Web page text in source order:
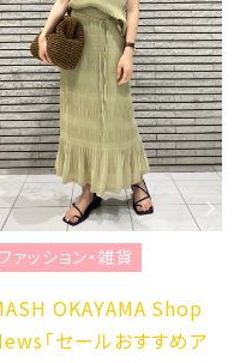
Shop
すめア
ファッション・雑
MASH
News「★8/9(